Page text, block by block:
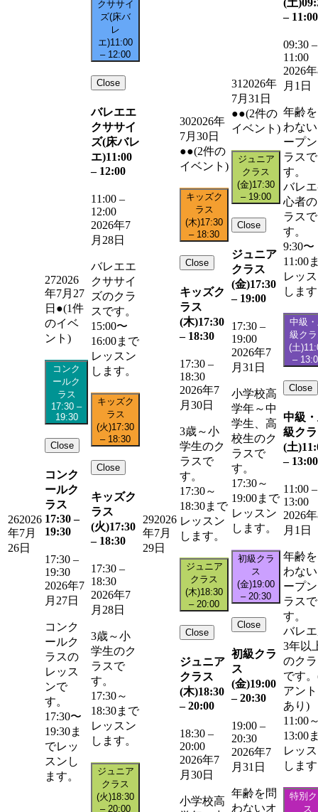
262026
年7月
26日
272026
年7月27
日 ●(1件
のイベ
ント)
コンク
ールク
ラス
17:30 –
19:30
Close
コンク
ールク
ラス
17:30 –
19:30
17:30 –
19:30
2026年7
月27日
コンク
ールク
ラスの
レッス
ンで
す。
17:30〜
19:30ま
でレッ
スンし
ます。
クササイ
ズ(床バ
レ
エ)11:00
– 12:00
Close
バレエエ
クササイ
ズ(床バレ
エ)11:00
– 12:00
11:00 –
12:00
2026年7
月28日
バレエエ
クササイ
ズのクラ
スです。
15:00〜
16:00まで
レッスン
します。
キッズク
ラス
(火)17:30
– 18:30
Close
キッズク
ラス
(火)17:30
– 18:30
17:30 –
18:30
2026年7
月28日
3歳～小
学生のク
ラスで
す。
17:30～
18:30まで
レッスン
します。
ジュニア
クラス
(火)18:30
– 20:00
292026
年7月
29日
302026年
7月30日
●●(2件の
イベント)
キッズク
ラス
(木)17:30
– 18:30
Close
キッズク
ラス
(木)17:30
– 18:30
17:30 –
18:30
2026年7
月30日
3歳～小
学生のク
ラスで
す。
17:30～
18:30まで
レッスン
します。
ジュニア
クラス
(木)18:30
– 20:00
Close
ジュニア
クラス
(木)18:30
– 20:00
18:30 –
20:00
2026年7
月30日
小学校高
31 2026年
7月31日
●●(2件の
イベント)
ジュニア
クラス
(金)17:30
– 19:00
Close
ジュニア
クラス
(金)17:30
– 19:00
17:30 –
19:00
2026年7
月31日
小学校高
学年～中
学生、高
校生のク
ラスで
す。
17:30～
19:00まで
レッスン
します。
初級クラ
ス
(金)19:00
– 20:30
Close
初級クラ
ス
(金)19:00
– 20:30
19:00 –
20:30
2026年7
月31日
年齢を問
わないオ
(土)
– 11:00
09:30 –
11:00
2026
月1日
年齢
わな
ープ
ラスで
す。
バレ
心者
ラスで
す。
9:30〜
11:00
レッ
しま
中級
級ク
(土)
–
Close
中級
級ク
(土)
– 13:00
11:00 –
13:00
2026
月1日
年齢
わな
ープ
ラスで
す。
バレ
3年以
のク
です
アン
あり)
11:00
13:00
レッ
しま
特別
ス